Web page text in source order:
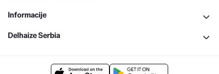
Informacije
Delhaize Serbia